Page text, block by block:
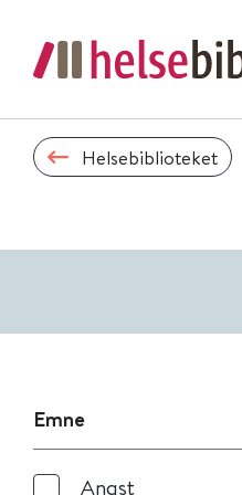
Helsebiblioteket
Emne
Angst